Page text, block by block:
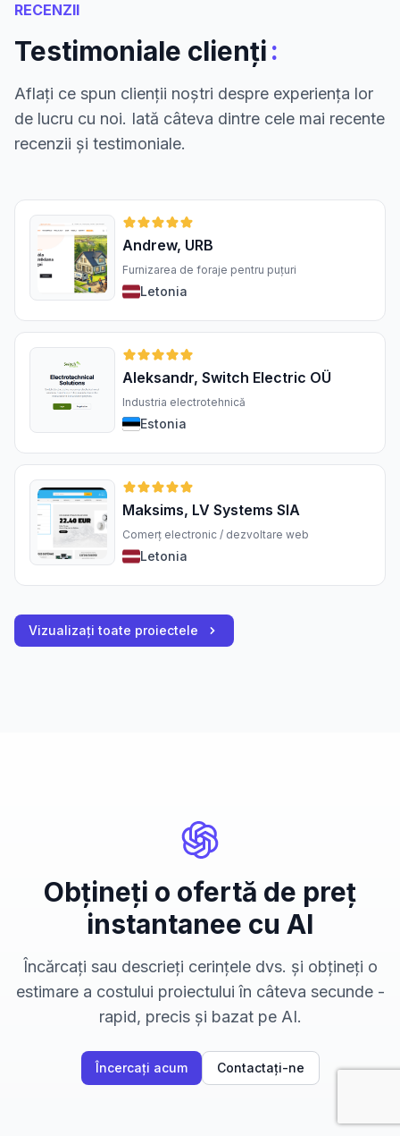
RECENZII
Testimoniale clienți:
Aflați ce spun clienții noștri despre experiența lor
de lucru cu noi. Iată câteva dintre cele mai recente
recenzii și testimoniale.
Andrew, URB
Furnizarea de foraje pentru puțuri
Letonia
Aleksandr, Switch Electric OÜ
Industria electrotehnică
Estonia
Maksims, LV Systems SIA
Comerț electronic / dezvoltare web
Letonia
Vizualizați toate proiectele
Obțineți o ofertă de preț
instantanee cu AI
Încărcați sau descrieți cerințele dvs. și obțineți o
estimare a costului proiectului în câteva secunde -
rapid, precis și bazat pe AI.
Încercați acum Contactați-ne